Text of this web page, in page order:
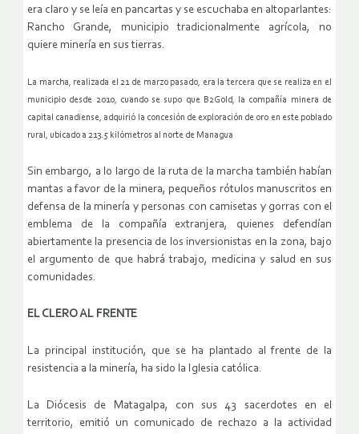
era claro y se leía en pancartas y se escuchaba en altoparlantes:
Rancho Grande, municipio tradicionalmente agrícola, no
quiere minería en sus tierras.
La marcha, realizada el 21 de marzo pasado, era la tercera que se realiza en el
municipio desde 2010, cuando se supo que B2Gold, la compañía minera de
capital canadiense, adquirió la concesión de exploración de oro en este poblado
rural, ubicado a 213.5 kilómetros al norte de Managua
Sin embargo, a lo largo de la ruta de la marcha también habían
mantas a favor de la minera, pequeños rótulos manuscritos en
defensa de la minería y personas con camisetas y gorras con el
emblema de la compañía extranjera, quienes defendían
abiertamente la presencia de los inversionistas en la zona, bajo
el argumento de que habrá trabajo, medicina y salud en sus
comunidades.
EL CLERO AL FRENTE
La principal institución, que se ha plantado al frente de la
resistencia a la minería, ha sido la Iglesia católica.
La Diócesis de Matagalpa, con sus 43 sacerdotes en el
territorio, emitió un comunicado de rechazo a la actividad